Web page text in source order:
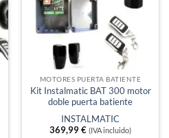
MOTORES PUERTA BATIENTE
Kit Instalmatic BAT 300 motor
doble puerta batiente
INSTALMATIC
369,99€ (IVA incluido)